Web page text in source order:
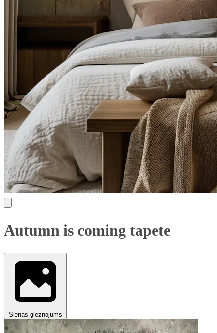
Autumn is coming tapete
Sienas gleznojums